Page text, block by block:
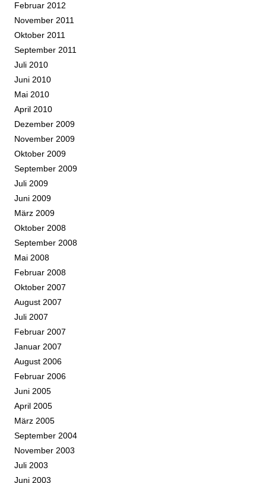
Februar 2012
November 2011
Oktober 2011
September 2011
Juli 2010
Juni 2010
Mai 2010
April 2010
Dezember 2009
November 2009
Oktober 2009
September 2009
Juli 2009
Juni 2009
März 2009
Oktober 2008
September 2008
Mai 2008
Februar 2008
Oktober 2007
August 2007
Juli 2007
Februar 2007
Januar 2007
August 2006
Februar 2006
Juni 2005
April 2005
März 2005
September 2004
November 2003
Juli 2003
Juni 2003